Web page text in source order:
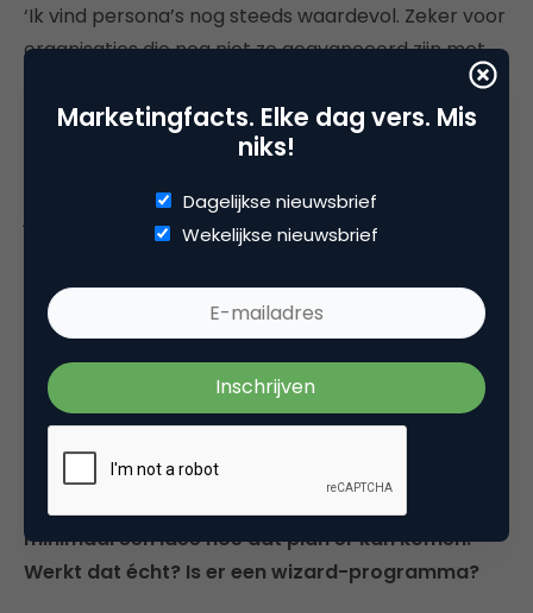
‘Ik vind persona’s nog steeds waardevol. Zeker voor
organisaties die nog niet zo geavanceerd zijn met
de implementatie van meetbare doelstellingen,
klantreizen en een leadgeneratieprogramma. Maar
het is waar dat bedrijven die al datagedreven
je – wanneer je beschikt over een hele bak met
data – in staat bent om content gepersonaliseerd
en op persoonlijk niveau aan te bieden. Het is dus
niet zozeer dat persona’s minder bruikbaar zijn
datagedreven werkt.’
deelnemers gaan met methoden en modellen
minimaal een idee hoe dat plan er kan komen.
Werkt dat écht? Is er een wizard-programma?
Marketingfacts. Elke dag vers. Mis
niks!
Dagelijkse nieuwsbrief
Wekelijkse nieuwsbrief